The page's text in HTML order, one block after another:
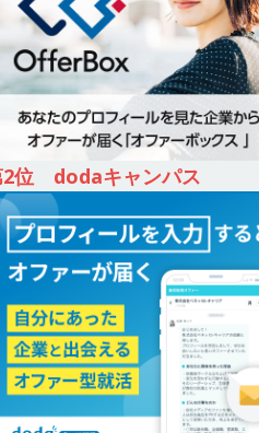
2位 dodaキャンパス